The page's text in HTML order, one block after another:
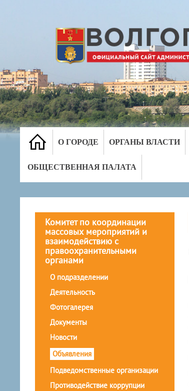
О ГОРОДЕ ОРГАНЫ ВЛАСТИ
ОБЩЕСТВЕННАЯ ПАЛАТА
Комитет по координации
массовых мероприятий и
взаимодействию с
правоохранительными
органами
О подразделении
Деятельность
Фотогалерея
Документы
Новости
Объявления
Подведомственные организации
Противодействие коррупции